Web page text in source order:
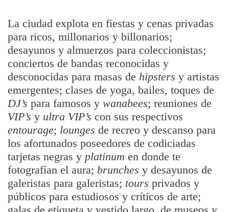
La ciudad explota en fiestas y cenas privadas
para ricos, millonarios y billonarios;
desayunos y almuerzos para coleccionistas;
conciertos de bandas reconocidas y
desconocidas para masas de hipsters y artistas
emergentes; clases de yoga, bailes, toques de
DJ’s para famosos y wanabees; reuniones de
VIP’s y ultra VIP’s con sus respectivos
entourage; lounges de recreo y descanso para
los afortunados poseedores de codiciadas
tarjetas negras y platinum en donde te
fotografían el aura; brunches y desayunos de
galeristas para galeristas; tours privados y
públicos para estudiosos y críticos de arte;